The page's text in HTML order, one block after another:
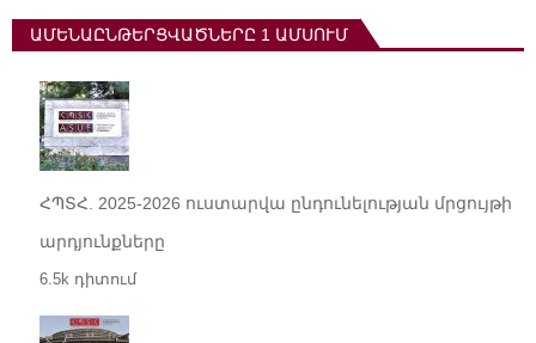
ԱՄԵՆԱԸՆԹԵՐՑՎԱԾՆԵՐԸ 1 ԱՄՍՈՒՄ
ՀՊՏՀ. 2025-2026 ուստարվա ընդունելության մրցույթի
արդյունքները
6.5k դիտում